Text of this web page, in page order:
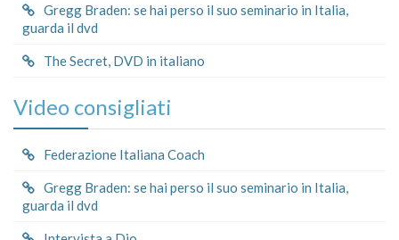
Gregg Braden: se hai perso il suo seminario in Italia,
guarda il dvd
The Secret, DVD in italiano
Video consigliati
Federazione Italiana Coach
Gregg Braden: se hai perso il suo seminario in Italia,
guarda il dvd